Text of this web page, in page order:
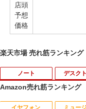
店頭
予想
価格
楽天市場 売れ筋ランキング
ノート デスク
Amazon売れ筋ランキング